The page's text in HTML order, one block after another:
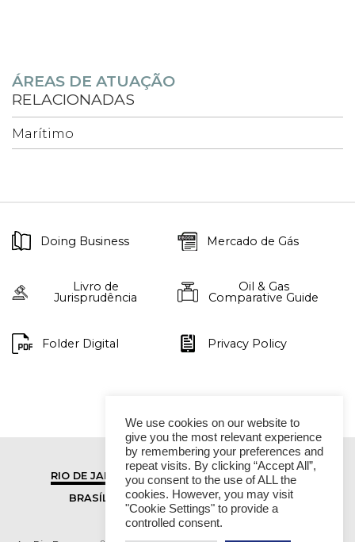
ÁREAS DE ATUAÇÃO
RELACIONADAS
Marítimo
Doing Business Mercado de Gás
Livro de
Jurisprudência
Oil & Gas
Comparative Guide
Folder Digital Privacy Policy
RIO DE JANEIRO
SÃO PAULO
BRASÍLIA
VITÓRIA
We use cookies on our website to
give you the most relevant experience
by remembering your preferences and
repeat visits. By clicking “Accept All”,
you consent to the use of ALL the
cookies. However, you may visit
"Cookie Settings" to provide a
controlled consent.